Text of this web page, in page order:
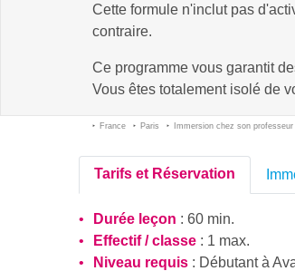
Cette formule n'inclut pas
contraire.
Ce programme vous garantit
Vous êtes totalement isolé de
France Paris Immersion chez son professeur
Tarifs et Réservation
Durée leçon : 60 min.
Effectif / classe : 1 max.
Niveau requis : Débutantà